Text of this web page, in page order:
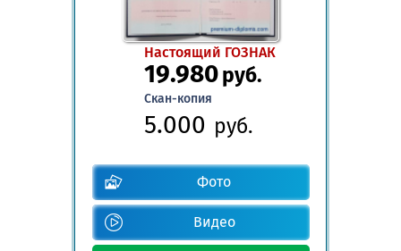
Настоящий ГОЗНАК
19.980руб.
Скан-копия
5.000 руб.
Фото
Видео